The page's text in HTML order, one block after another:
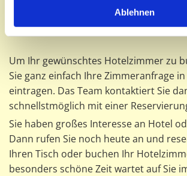
Ablehnen
Um Ihr gewünschtes Hotelzimmer zu
Sie ganz einfach Ihre Zimmeranfrage
eintragen. Das Team kontaktiert Sie
schnellstmöglich mit einer
Sie haben großes Interesse an Hotel
Dann rufen Sie noch heute an und
Ihren Tisch oder buchen Ihr
besonders schöne Zeit wartet auf Sie